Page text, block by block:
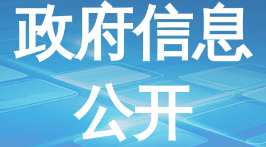
政府信息
公开